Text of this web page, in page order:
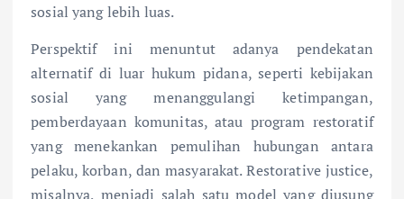
sosial yang lebih luas.
Perspektif ini menuntut adanya pendekatan
alternatif di luar hukum pidana, seperti kebijakan
sosial yang menanggulangi ketimpangan,
pemberdayaan komunitas, atau program restoratif
yang menekankan pemulihan hubungan antara
pelaku, korban, dan masyarakat. Restorative justice,
misalnya, menjadi salah satu model yang diusung